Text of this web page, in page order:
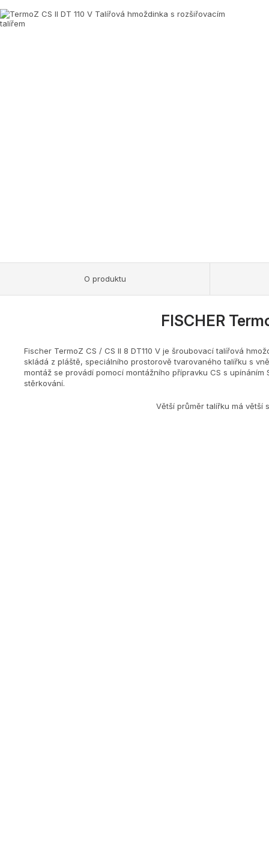
O produktu
FISCHER
Fischer TermoZ CS / CS II 8 DT110 V je šroubovací talířová
skládá z pláště, speciálního prostorově tvarovaného talířku s
montáž se provádí pomocí montážního přípravku CS s
stěrkování.
Větší průměr talířku má větší